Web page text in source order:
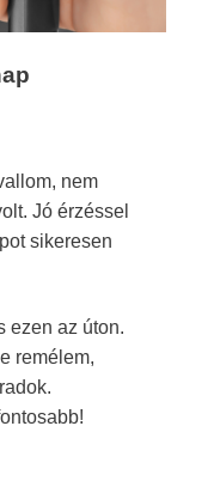
nem
Jó érzéssel
sikeresen
ezen az úton.
remélem,